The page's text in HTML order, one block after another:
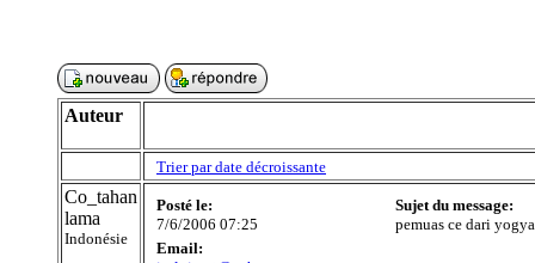
Auteur
Trier par date décroissante
Co_tahan
lama
Indonésie
Posté le:
7/6/2006 07:25
Sujet du message:
pemuas ce dari yogya
Email: